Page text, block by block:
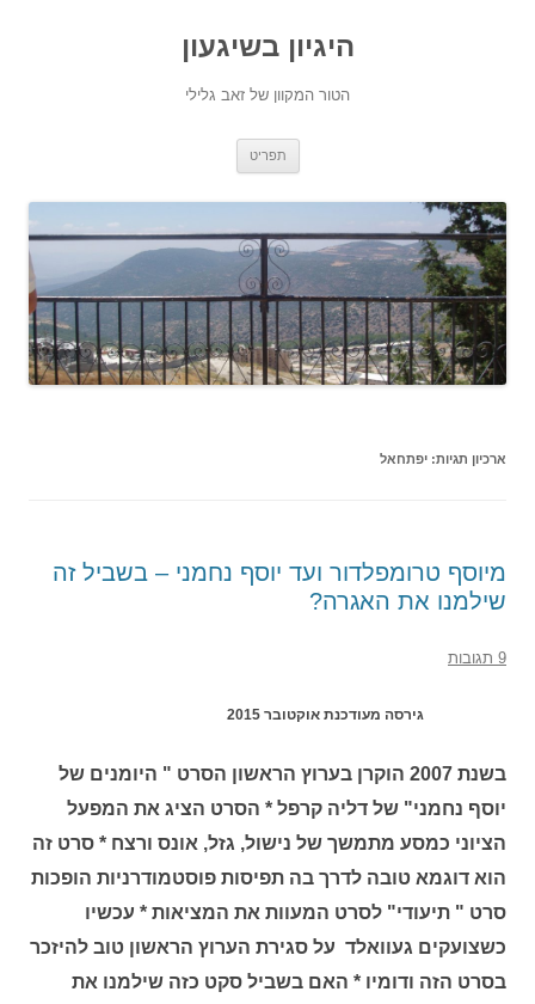
היגיון בשיגעון
הטור המקוון של זאב גלילי
תפריט
ארכיון תגיות: יפתחאל
מיוסף טרומפלדור ועד יוסף נחמני – בשביל זה
שילמנו את האגרה?
9 תגובות
גירסה מעודכנת אוקטובר 2015
בשנת 2007 הוקרן בערוץ הראשון הסרט " היומנים של
יוסף נחמני" של דליה קרפל * הסרט הציג את המפעל
הציוני כמסע מתמשך של נישול, גזל, אונס ורצח * סרט זה
הוא דוגמא טובה לדרך בה תפיסות פוסטמודרניות הופכות
סרט " תיעודי" לסרט המעוות את המציאות * עכשיו
כשצועקים געוואלד על סגירת הערוץ הראשון טוב להיזכר
בסרט הזה ודומיו * האם בשביל סקט כזה שילמנו את